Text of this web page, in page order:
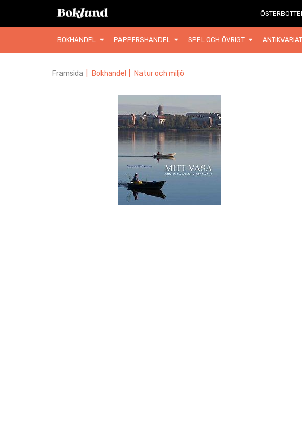
BOKHANDEL PAPPERSHANDEL SPEL OCH ÖVRIGT ANTIKVARIAT
Framsida Bokhandel Natur och miljö